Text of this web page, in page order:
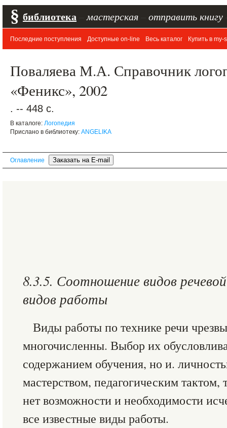
§ библиотека мастерская отправить книгу
Последние поступления Доступные on-line Весь каталог Купить в my-
Поваляева М.А. Справочник
«Феникс», 2002
. -- 448 с.
В каталоге: Логопедия
Прислано в библиотеку: ANGELIKA
Оглавление
8.3.5. Соотношение видов
видов работы
Виды работы по технике речи
многочисленны. Выбор их
содержанием обучения, но и.
мастерством, педагогическим
нет возможности и необходимости
все известные виды работы.